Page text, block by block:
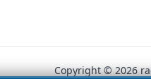
Copyright © 2026